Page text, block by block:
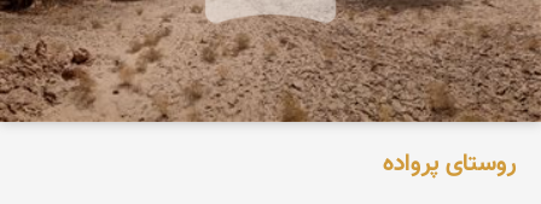
روستای پرواده